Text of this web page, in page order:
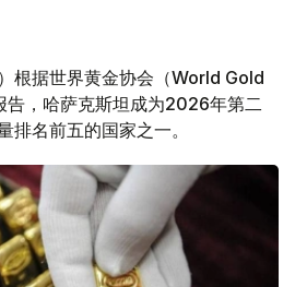
根据世界黄金协会（World Gold
，哈萨克斯坦成为2026年第二
排名前五的国家之一。